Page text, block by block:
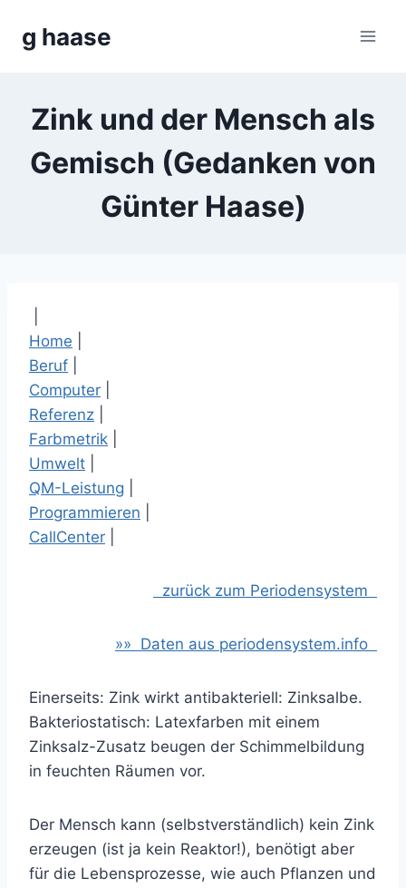
Inhaltg haase
Zink und der Mensch als
Gemisch (Gedanken von
Günter Haase)
Home
Beruf
Computer
Referenz
Farbmetrik
Umwelt
QM-Leistung
Programmieren
CallCenter
zurück zum Periodensystem
»» Daten aus periodensystem.info
Einerseits: Zink wirkt antibakteriell: Zinksalbe.
Bakteriostatisch: Latexfarben mit einem
Zinksalz-Zusatz beugen der Schimmelbildung
in feuchten Räumen vor.
Der Mensch kann (selbstverständlich) kein Zink
erzeugen (ist ja kein Reaktor!), benötigt aber
für die Lebensprozesse, wie auch Pflanzen und